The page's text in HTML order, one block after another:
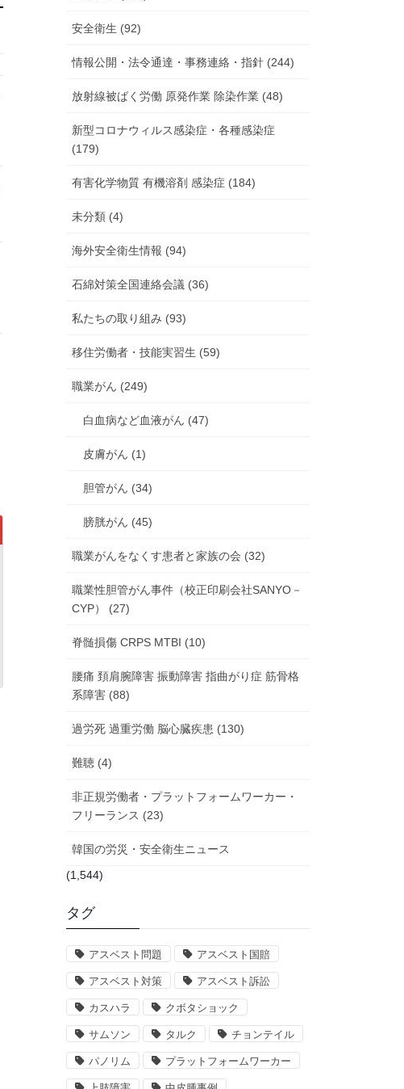
安全衛生 (92)
情報公開・法令通達・事務連絡・指針 (244)
放射線被ばく労働 原発作業 除染作業 (48)
新型コロナウィルス感染症・各種感染症
(179)
有害化学物質 有機溶剤 感染症 (184)
未分類 (4)
海外安全衛生情報 (94)
石綿対策全国連絡会議 (36)
私たちの取り組み (93)
移住労働者・技能実習生 (59)
職業がん (249)
白血病など血液がん (47)
皮膚がん (1)
胆管がん (34)
膀胱がん (45)
職業がんをなくす患者と家族の会 (32)
職業性胆管がん事件（校正印刷会社SANYO－
CYP） (27)
脊髄損傷 CRPS MTBI (10)
腰痛 頚肩腕障害 振動障害 指曲がり症 筋骨格
系障害 (88)
過労死 過重労働 脳心臓疾患 (130)
難聴 (4)
非正規労働者・プラットフォームワーカー・
フリーランス (23)
韓国の労災・安全衛生ニュース
(1,544)
タグ
アスベスト問題 アスベスト国賠
アスベスト対策 アスベスト訴訟
カスハラ クボタショック
サムソン タルク チョンテイル
パノリム プラットフォームワーカー